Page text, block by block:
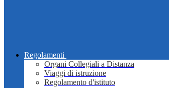
Regolamenti
Organi Collegiali a Distanza
Viaggi di istruzione
Regolamento d'istituto